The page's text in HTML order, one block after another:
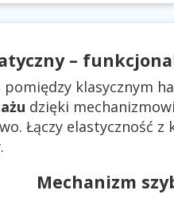
–
klasycznym
dzięki
Łączy elastyczność
Mechanizm